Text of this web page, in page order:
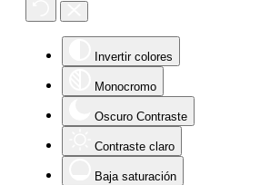
Invertir colores
Monocromo
Oscuro Contraste
Contraste claro
Baja saturación